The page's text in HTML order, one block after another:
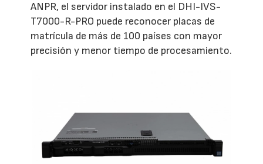
ANPR, el servidor instalado en el DHI-IVS-
T7000-R-PRO puede reconocer placas de
matrícula de más de 100 países con mayor
precisión y menor tiempo de procesamiento.